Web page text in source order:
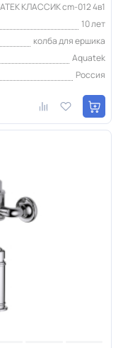
КЛАССИК cm-012 4в1
10 лет
колба для ершика
Aquatek
Россия